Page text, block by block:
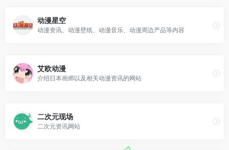
动漫星空
动漫资讯、动漫壁纸、动漫音乐、动漫周边产品等内容
艾欧动漫
介绍日本画师以及相关动漫资讯的网站
二次元现场
二次元资讯网站